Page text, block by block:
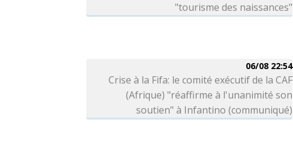
"tourisme des naissances"
06/08 22:54
Crise à la Fifa: le comité exécutif de la CAF
(Afrique) "réaffirme à l'unanimité son
soutien" à Infantino (communiqué)